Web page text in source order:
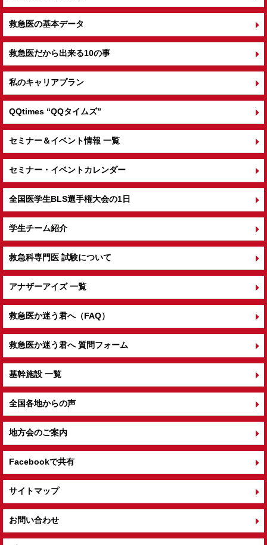
救急医の基本データ
救急医だから出来る10の事
私のキャリアプラン
QQtimes “QQタイムズ”
セミナー＆イベント情報 一覧
セミナー・イベントカレンダー
全国医学生BLS選手権大会の1日
学生チーム紹介
救急科専門医 試験について
アナザーアイズ 一覧
救急医か迷う君へ（FAQ）
救急医か迷う君へ 質問フォーム
基幹施設 一覧
全国各地からの声
地方会のご案内
Facebookで共有
サイトマップ
お問い合わせ